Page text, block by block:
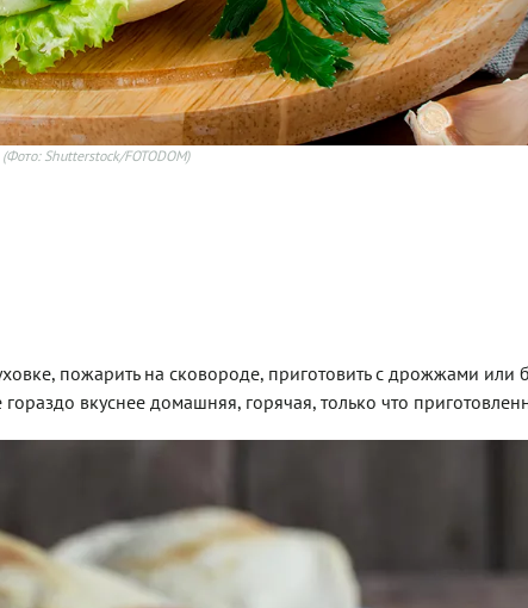
(Фото: Shutterstock/FOTODOM)
пожарить на сковороде, приготовить с дрожжами или
вкуснее домашняя, горячая, только что